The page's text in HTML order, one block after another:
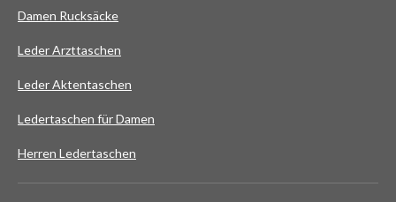
Damen Rucksäcke
Leder Arzttaschen
Leder Aktentaschen
Ledertaschen für Damen
Herren Ledertaschen